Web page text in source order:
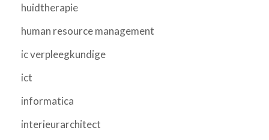
huidtherapie
human resource management
ic verpleegkundige
ict
informatica
interieurarchitect